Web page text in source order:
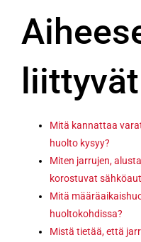
Mitä kannattaa
huolto kysyy?
Miten jarrujen,
korostuvat
Mitä
huoltokohdissa?
Mistä tietää, että